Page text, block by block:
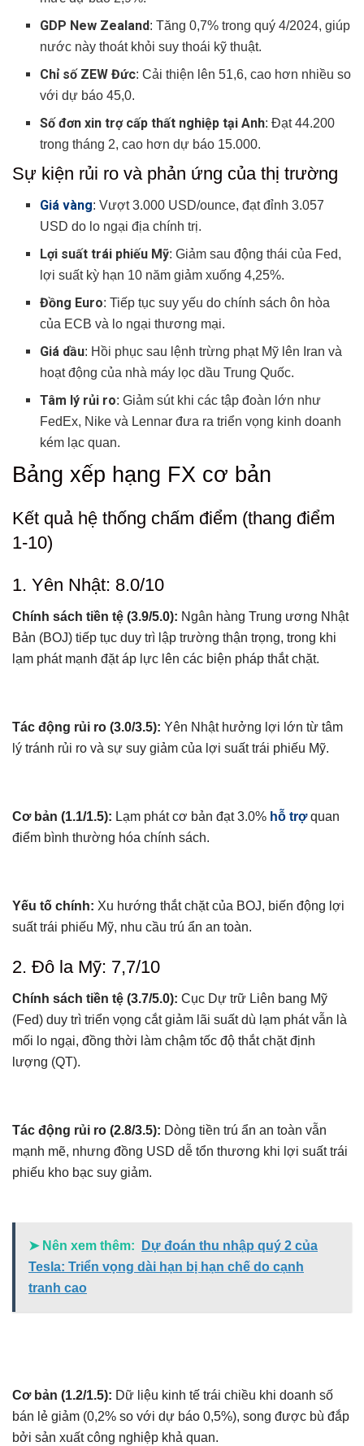
GDP New Zealand: Tăng 0,7% trong quý 4/2024, giúp
nước này thoát khỏi suy thoái kỹ thuật.
Chỉ số ZEW Đức: Cải thiện lên 51,6, cao hơn nhiều so
với dự báo 45,0.
Số đơn xin trợ cấp thất nghiệp tại Anh: Đạt 44.200
trong tháng 2, cao hơn dự báo 15.000.
Sự kiện rủi ro và phản ứng của thị trường
Giá vàng: Vượt 3.000 USD/ounce, đạt đỉnh 3.057
USD do lo ngại địa chính trị.
Lợi suất trái phiếu Mỹ: Giảm sau động thái của Fed,
lợi suất kỳ hạn 10 năm giảm xuống 4,25%.
Đồng Euro: Tiếp tục suy yếu do chính sách ôn hòa
của ECB và lo ngại thương mại.
Giá dầu: Hồi phục sau lệnh trừng phạt Mỹ lên Iran và
hoạt động của nhà máy lọc dầu Trung Quốc.
Tâm lý rủi ro: Giảm sút khi các tập đoàn lớn như
FedEx, Nike và Lennar đưa ra triển vọng kinh doanh
kém lạc quan.
Bảng xếp hạng FX cơ bản
Kết quả hệ thống chấm điểm (thang điểm
1-10)
1. Yên Nhật: 8.0/10
Chính sách tiền tệ (3.9/5.0): Ngân hàng Trung ương Nhật
Bản (BOJ) tiếp tục duy trì lập trường thận trọng, trong khi
lạm phát mạnh đặt áp lực lên các biện pháp thắt chặt.
Tác động rủi ro (3.0/3.5): Yên Nhật hưởng lợi lớn từ tâm
lý tránh rủi ro và sự suy giảm của lợi suất trái phiếu Mỹ.
Cơ bản (1.1/1.5): Lạm phát cơ bản đạt 3.0% hỗ trợquan
điểm bình thường hóa chính sách.
Yếu tố chính: Xu hướng thắt chặt của BOJ, biến động lợi
suất trái phiếu Mỹ, nhu cầu trú ẩn an toàn.
2. Đô la Mỹ: 7,7/10
Chính sách tiền tệ (3.7/5.0): Cục Dự trữ Liên bang Mỹ
(Fed) duy trì triển vọng cắt giảm lãi suất dù lạm phát vẫn là
mối lo ngại, đồng thời làm chậm tốc độ thắt chặt định
lượng (QT).
Tác động rủi ro (2.8/3.5): Dòng tiền trú ẩn an toàn vẫn
mạnh mẽ, nhưng đồng USD dễ tổn thương khi lợi suất trái
phiếu kho bạc suy giảm.
➤ Nên xem thêm:
Dự đoán thu nhập quý 2 của
Tesla: Triển vọng dài hạn bị hạn chế do cạnh
tranh cao
Cơ bản (1.2/1.5): Dữ liệu kinh tế trái chiều khi doanh số
bán lẻ giảm (0,2% so với dự báo 0,5%), song được bù đắp
bởi sản xuất công nghiệp khả quan.